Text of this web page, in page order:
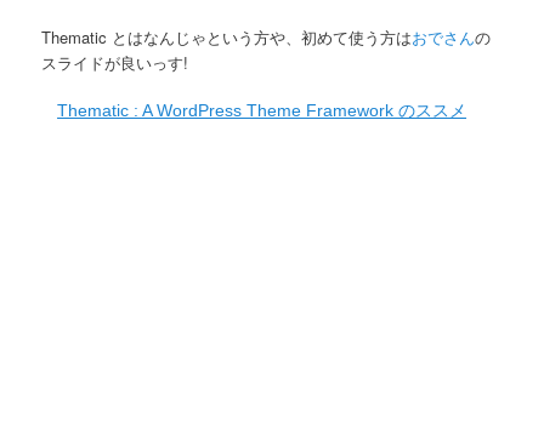
Thematic とはなんじゃという方や、初めて使う方はおでさんの
スライドが良いっす!
Thematic : A WordPress Theme Framework のススメ